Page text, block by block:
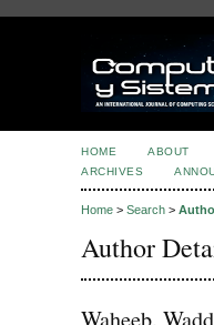
HOME ABOUT
ARCHIVES
Home > Search >
Author
Waheeb,